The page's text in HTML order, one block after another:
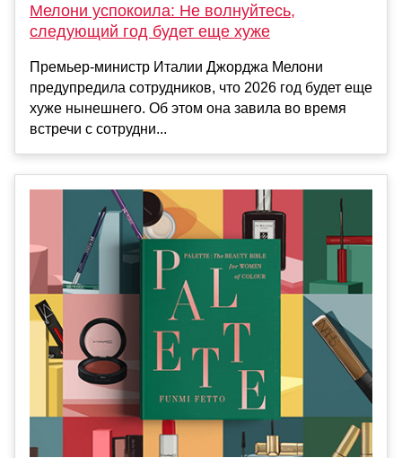
Мелони успокоила: Не волнуйтесь,
следующий год будет еще хуже
Премьер-министр Италии Джорджа Мелони
предупредила сотрудников, что 2026 год будет еще
хуже нынешнего. Об этом она завила во время
встречи с сотрудни...